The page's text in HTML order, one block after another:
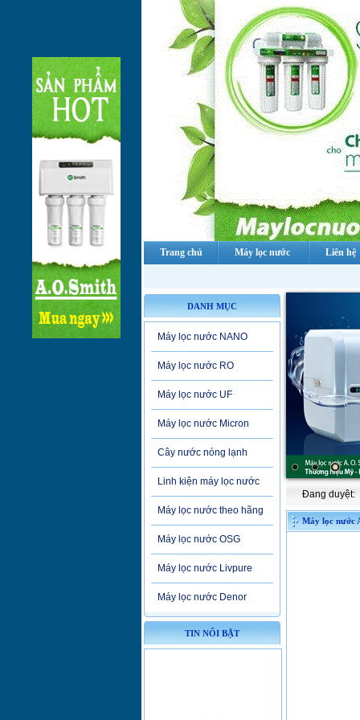
Trang chủ Máy lọc nước Liên hệ
DANH MỤC
Máy lọc nước NANO
Máy lọc nước RO
Máy lọc nước UF
Máy lọc nước Micron
Cây nước nóng lạnh
Linh kiện máy lọc nước
Máy lọc nước theo hãng
Máy lọc nước OSG
Máy lọc nước Livpure
Máy lọc nước Denor
TIN NỔI BẬT
Đang duyệt:
Máy lọc nước